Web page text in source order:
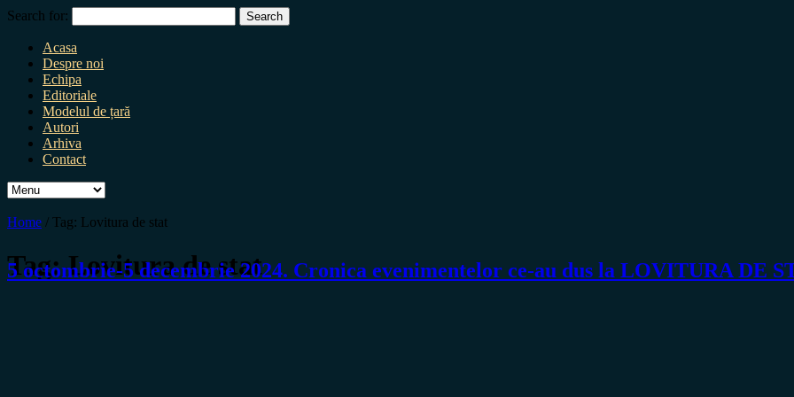
Search for:
Acasa
Despre noi
Echipa
Editoriale
Modelul de țară
Autori
Arhiva
Contact
Home / Tag: Lovitura de stat
Tag:Lovitura de stat
5 octombrie-5 decembrie 2024. Cronica evenimentelor ce-au dus la LOVITURA DE